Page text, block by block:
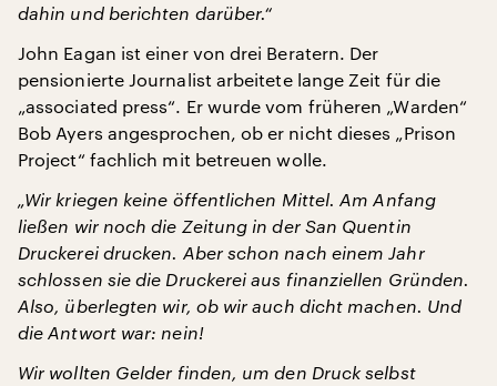
dahin und berichten darüber.“
John Eagan ist einer von drei Beratern. Der
pensionierte Journalist arbeitete lange Zeit für die
„associated press“. Er wurde vom früheren „Warden“
Bob Ayers angesprochen, ob er nicht dieses „Prison
Project“ fachlich mit betreuen wolle.
„Wir kriegen keine öffentlichen Mittel. Am Anfang
ließen wir noch die Zeitung in der San Quentin
Druckerei drucken. Aber schon nach einem Jahr
schlossen sie die Druckerei aus finanziellen Gründen.
Also, überlegten wir, ob wir auch dicht machen. Und
die Antwort war: nein!
Wir wollten Gelder finden, um den Druck selbst